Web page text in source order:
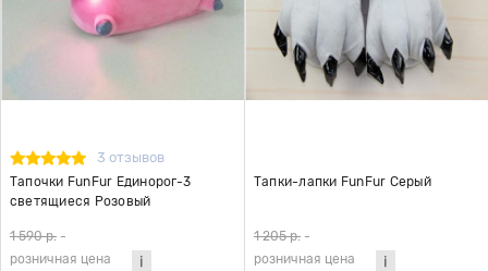
3 отзывов
Тапочки FunFur Единорог-3
светящиеся Розовый
1 590 р. -
розничная цена
Тапки-лапки FunFur Серый
1 205 р. -
розничная цена